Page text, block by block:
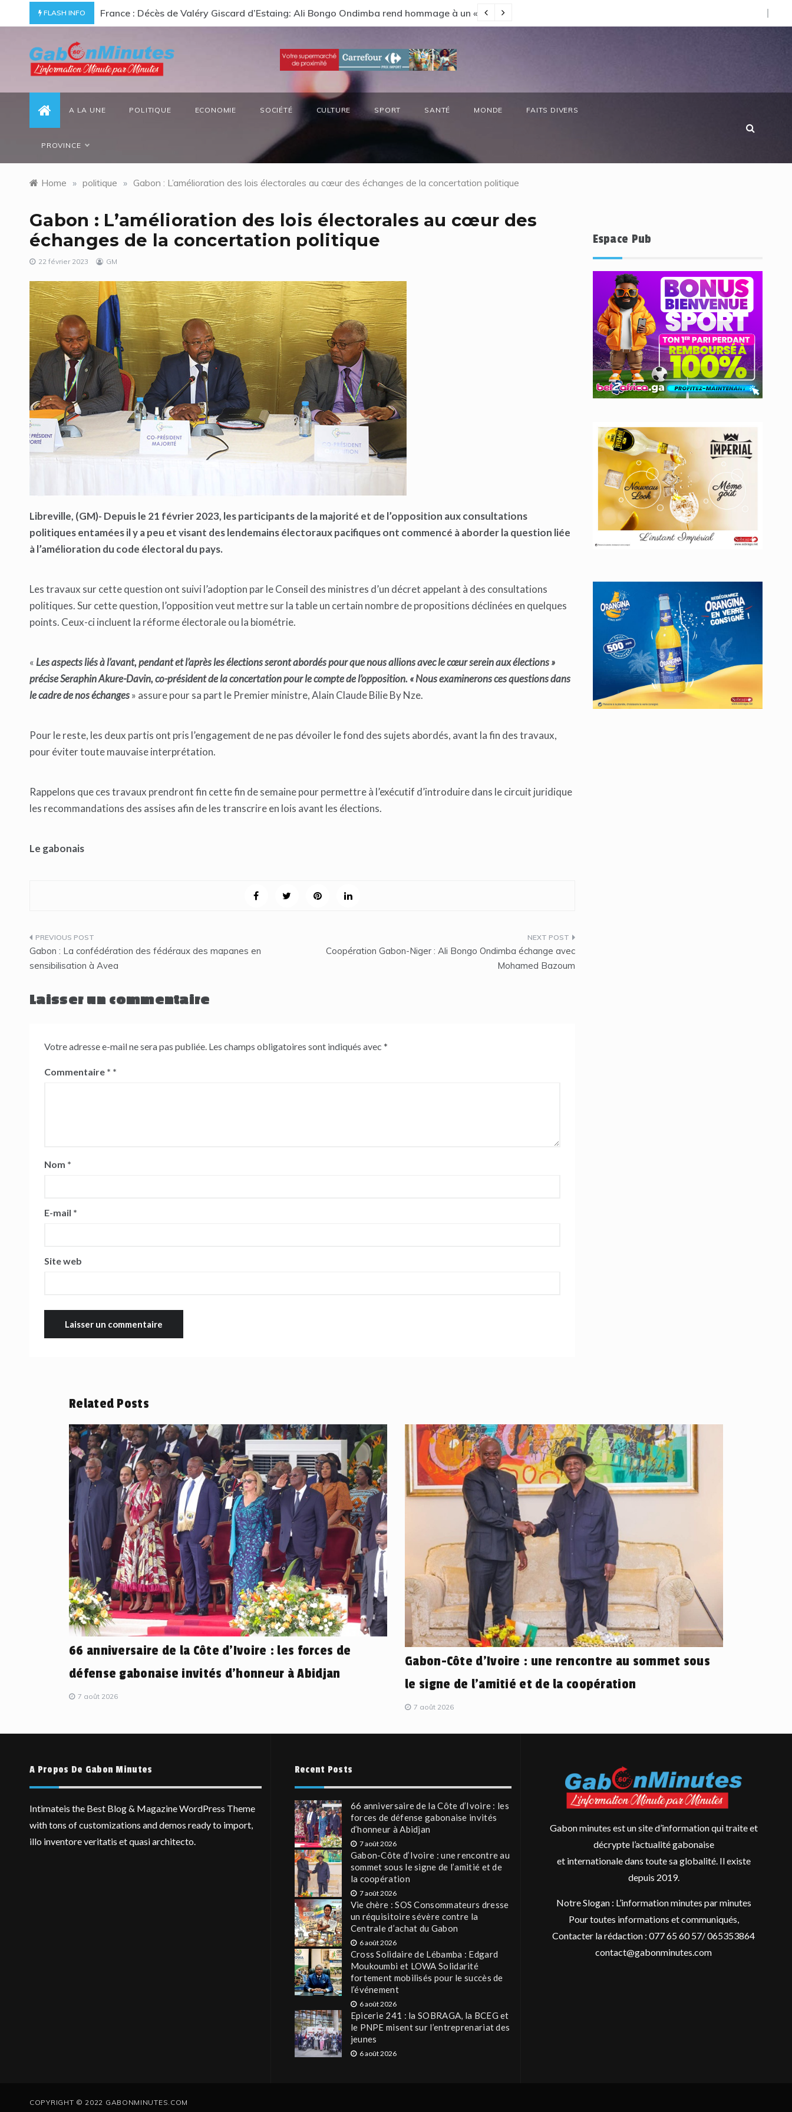
FLASH INFO
à un « passionné d’Afrique »Gabon/ Le ministre des Eaux et Forêts préside la réunion annuelle du Comité National Ozone (CNO).
gabonminutes.com
A LA UNE POLITIQUE ECONOMIE SOCIÉTÉ CULTURE SPORT SANTÉ MONDE FAITS DIVERS
PROVINCE
Home » politique » Gabon : L’amélioration des lois électorales au cœur des échanges de la concertation politique
Gabon : L’amélioration des lois électorales au cœur des
échanges de la concertation politique
22 février 2023 GM
Libreville, (GM)- Depuis le 21 février 2023, les participants de la majorité et de l’opposition aux consultations
politiques entamées il y a peu et visant des lendemains électoraux pacifiques ont commencé à aborder la question liée
à l’amélioration du code électoral du pays.
Les travaux sur cette question ont suivi l’adoption par le Conseil des ministres d’un décret appelant à des consultations
politiques. Sur cette question, l’opposition veut mettre sur la table un certain nombre de propositions déclinées en quelques
points. Ceux-ci incluent la réforme électorale ou la biométrie.
«Les aspects liés à l’avant, pendant et l’après les élections seront abordés pour que nous allions avec le cœur serein aux élections »
précise Seraphin Akure-Davin, co-président de la concertation pour le compte de l’opposition. « Nous examinerons ces questions dans
le cadre de nos échanges» assure pour sa part le Premier ministre, Alain Claude Bilie By Nze.
Pour le reste, les deux partis ont pris l’engagement de ne pas dévoiler le fond des sujets abordés, avant la fin des travaux,
pour éviter toute mauvaise interprétation.
Rappelons que ces travaux prendront fin cette fin de semaine pour permettre à l’exécutif d’introduire dans le circuit juridique
les recommandations des assises afin de les transcrire en lois avant les élections.
Le gabonais
Navigation
de
Gabon : La confédération des fédéraux des mapanes en
sensibilisation à Avea
Coopération Gabon-Niger : Ali Bongo Ondimba échange avec
Mohamed Bazoum
Laisser un commentaire
Votre adresse e-mail ne sera pas publiée. Les champs obligatoires sont indiqués avec *
Commentaire *
Nom *
E-mail *
Site web
Espace Pub
Related Posts
66 anniversaire de la Côte d’Ivoire : les forces de
défense gabonaise invités d’honneur à Abidjan
7 août 2026
Gabon-Côte d’Ivoire : une rencontre au sommet sous
le signe de l’amitié et de la coopération
7 août 2026
A Propos De Gabon Minutes
Intimateis the Best Blog & Magazine WordPress Theme
with tons of customizations and demos ready to import,
illo inventore veritatis et quasi architecto.
Recent Posts
66 anniversaire de la Côte d’Ivoire : les
forces de défense gabonaise invités
d’honneur à Abidjan
7 août 2026
Gabon-Côte d’Ivoire : une rencontre au
sommet sous le signe de l’amitié et de
la coopération
7 août 2026
Vie chère : SOS Consommateurs dresse
un réquisitoire sévère contre la
Centrale d’achat du Gabon
6 août 2026
Cross Solidaire de Lébamba : Edgard
Moukoumbi et LOWA Solidarité
fortement mobilisés pour le succès de
l’événement
6 août 2026
Epicerie 241 : la SOBRAGA, la BCEG et
le PNPE misent sur l’entreprenariat des
jeunes
6 août 2026
Gabon minutes est un site d’information qui traite et
décrypte l’actualité gabonaise
et internationale dans toute sa globalité. Il existe
depuis 2019.
Notre Slogan : L’information minutes par minutes
Pour toutes informations et communiqués,
Contacter la rédaction : 077 65 60 57/ 065353864
contact@gabonminutes.com
COPYRIGHT © 2022 GABONMINUTES.COM